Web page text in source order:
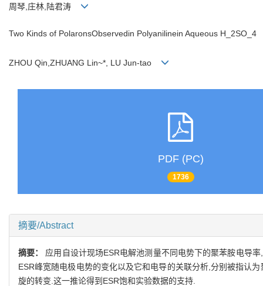
周琴,庄林,陆君涛
Two Kinds of PolaronsObservedin Polyanilinein Aqueous H_2SO_4
ZHOU Qin,ZHUANG Lin~*, LU Jun-tao
PDF (PC)
1736
摘要/Abstract
摘要： 应用自设计现场ESR电解池测量不同电势下的聚苯胺电导
ESR峰宽随电极电势的变化以及它和电导的关联分析,分别被指认
旋的转变.这一推论得到ESR饱和实验数据的支持.